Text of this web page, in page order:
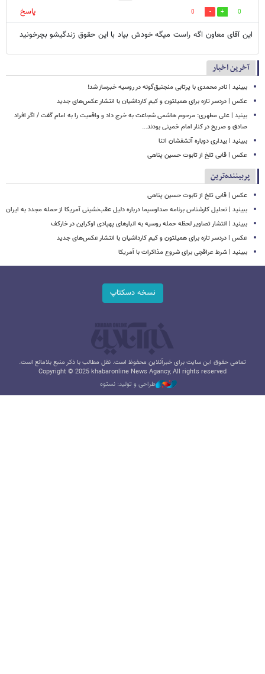
0
0
پاسخ
این آقای معاون اگه راست میگه خودش بیاد با این حقوق زندگیشو بچرخونید
آخرین اخبار
ببینید | نادر محمدی با پرتابی منجنیق‌گونه در روسیه خبرساز شد!
عکس | دردسر تازه برای همیلتون و کیم کارداشیان با انتشار عکس‌های جدید
بینید | علی مطهری: مرحوم هاشمی شجاعت به خرج داد و واقعیت را به امام گفت / اگر افراد
صادق و صریح در کنار امام خمینی بودند...
ببینید | بیداری دوباره آتشفشان اتنا
عکس | قابی تلخ از تابوت حسین پناهی
پربیننده‌ترین
عکس | قابی تلخ از تابوت حسین پناهی
ببینید | تحلیل کارشناس برنامه صداوسیما درباره دلیل عقب‌نشینی آمریکا از حمله مجدد به ایران
ببینید | انتشار تصاویر لحظه حمله روسیه به انبارهای پهپادی اوکراین در خارکف
عکس | دردسر تازه برای همیلتون و کیم کارداشیان با انتشار عکس‌های جدید
ببینید | شرط عراقچی برای شروع مذاکرات با آمریکا
نسخه دسکتاپ
تمامی حقوق این سایت برای خبرآنلاین محفوظ است. نقل مطالب با ذکر منبع بلامانع است.
Copyright © 2025 khabaronline News Agancy, All rights reserved
طراحی و تولید: نستوه